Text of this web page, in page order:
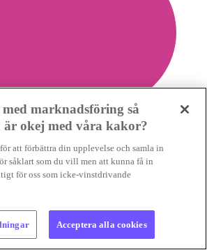
med marknadsföring så
är okej med våra kakor?
att förbättra din upplevelse och samla in
såklart som du vill men att kunna få in
för oss som icke-vinstdrivande
Acceptera alla cookies